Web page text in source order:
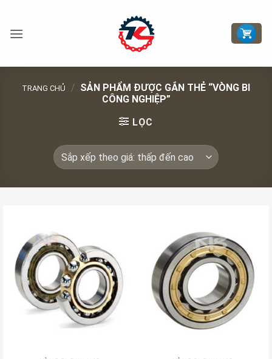
nội
TRANG CHỦ / SẢN PHẨM ĐƯỢC GẮN THẺ “VÒNG BI
CÔNG NGHIỆP”
LỌC